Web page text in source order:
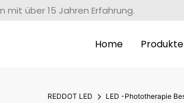
über 15 Jahren Erfahrung.
Home Produkte
REDDOT LED LED -Phototherapie